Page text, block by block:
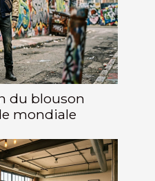
du blouson
mondiale